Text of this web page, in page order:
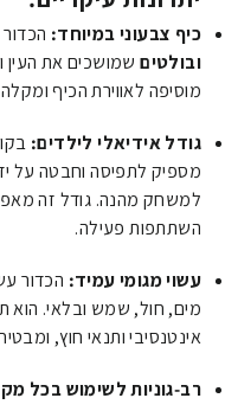
כיף צבעוני במיוחד: הכדור
ובולטיםשמושכים את העין
מוסיפה לאווירת הכיף
גודל אידיאלי לילדים:
מספיק לתפיסה וחבטה על
למשחק מהנה. גודל זה
השתתפות פעילה.
עשוי מגומי עמיד: הכדור
מים, חול, שמש ובלאי.
אינטנסיבי ותנאי חוץ,
רב-גוניות לשימוש בכל